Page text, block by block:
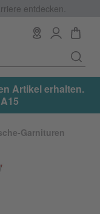
entdecken.
Artikel erhalten.
Garnituren